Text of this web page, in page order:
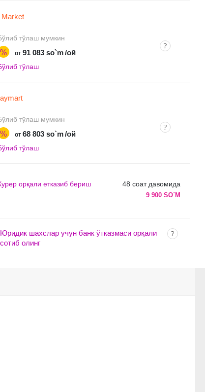
Market
тўлаш мумкин
% от 91 083 so`m /ой
тўлаш
тўлаш мумкин
% от 68 803 so`m /ой
тўлаш
орқали етказиб бериш 48 соат давомида
9 900 SO`M
Юридик шахслар учун банк ўтказмаси орқали
сотиб олинг